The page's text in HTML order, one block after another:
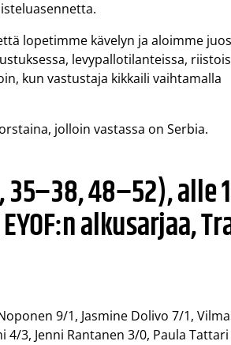
lopetimme kävelyn ja aloimme
levypallotilanteissa,
kun vastustaja kikkaili vaihtamalla
jolloin vastassa on Serbia.
48–52), alle
alkusarjaa,
9/1, Jasmine Dolivo 7/1,
3, Jenni Rantanen 3/0, Paula